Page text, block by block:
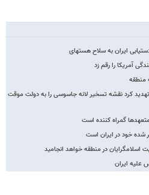
ایران به سلاح هسته​ای
آمریکا را رقم زد
منطقه
کرد نقشه تسخیر لانه جاسوسی را به دولت موقت
گمراه کننده است
شده خود در ایران است
اسلامگرایان در منطقه خواهد انجامید
علیه ایران